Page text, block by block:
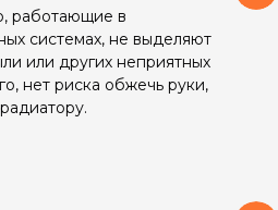
работающие в
системах, не выделяют
или других неприятных
нет риска обжечь руки,